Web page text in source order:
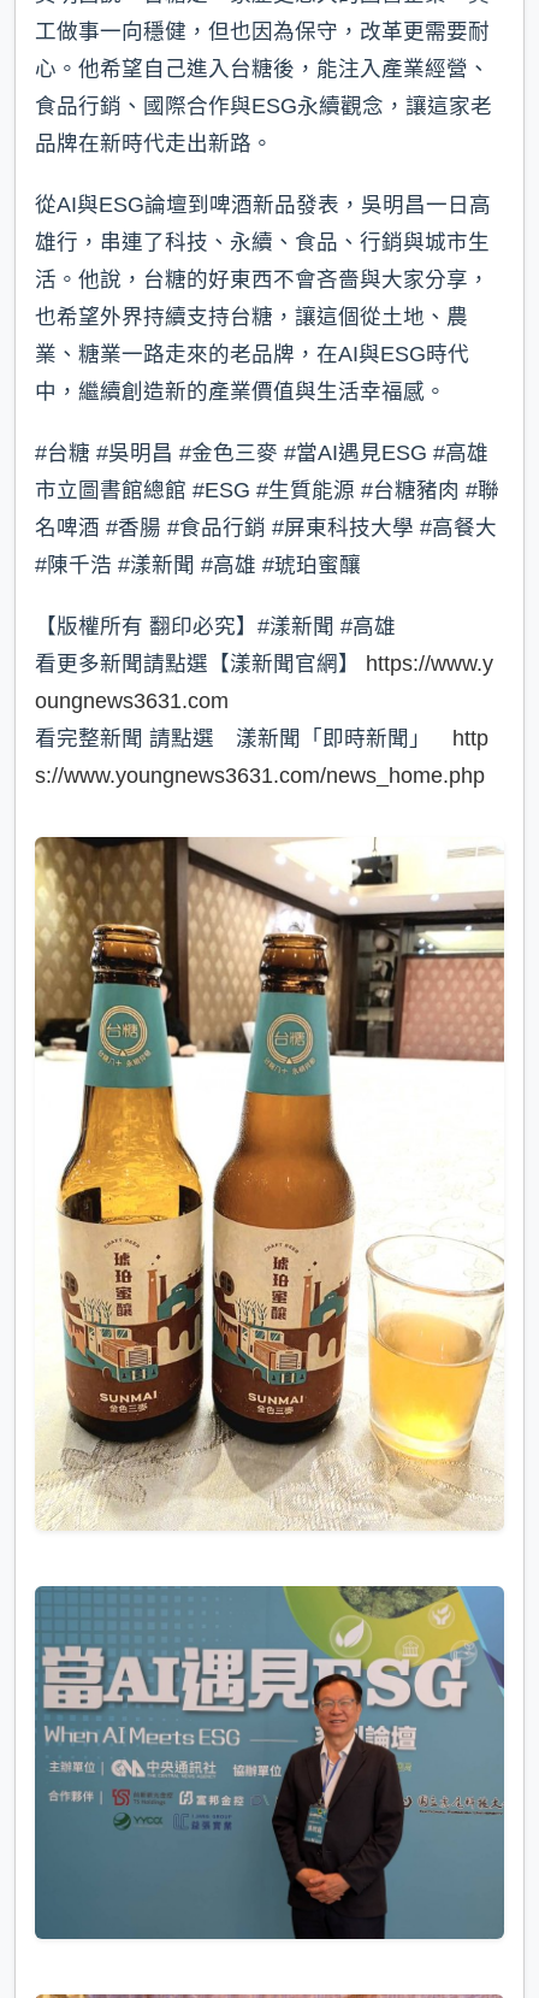
工做事一向穩健，但也因為保守，改革更需要耐
心。他希望自己進入台糖後，能注入產業經營、
食品行銷、國際合作與ESG永續觀念，讓這家老
品牌在新時代走出新路。
從AI與ESG論壇到啤酒新品發表，吳明昌一日高
雄行，串連了科技、永續、食品、行銷與城市生
活。他說，台糖的好東西不會吝嗇與大家分享，
也希望外界持續支持台糖，讓這個從土地、農
業、糖業一路走來的老品牌，在AI與ESG時代
中，繼續創造新的產業價值與生活幸福感。
#台糖 #吳明昌 #金色三麥 #當AI遇見ESG #高雄
市立圖書館總館 #ESG #生質能源 #台糖豬肉 #聯
名啤酒 #香腸 #食品行銷 #屏東科技大學 #高餐大
#陳千浩 #漾新聞 #高雄 #琥珀蜜釀
【版權所有 翻印必究】#漾新聞 #高雄
看更多新聞請點選【漾新聞官網】 https://www.y
oungnews3631.com
看完整新聞 請點選 漾新聞「即時新聞」 http
s://www.youngnews3631.com/news_home.php